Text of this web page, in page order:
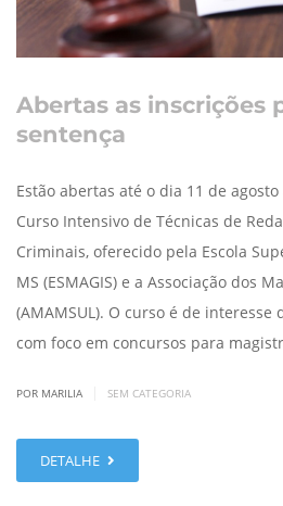
Abertas as inscrições
sentença
Estão abertas até o dia 11 de
Curso Intensivo de Técnicas de
Criminais, oferecido pela Escola
MS (ESMAGIS) e a Associação dos
(AMAMSUL). O curso é de
com foco em concursos para
POR MARILIA SEM CATEGORIA
DETALHE